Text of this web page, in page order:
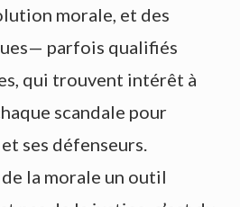
morale, et des
parfois qualifiés
qui trouvent intérêt à
scandale pour
ses défenseurs.
la morale un outil